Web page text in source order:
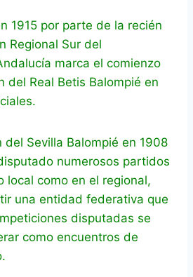
1915 por parte de la recién
Regional Sur del
marca el comienzo
del Real Betis Balompié en
del Sevilla Balompié en 1908
numerosos partidos
local como en el regional,
una entidad federativa que
disputadas se
como encuentros de